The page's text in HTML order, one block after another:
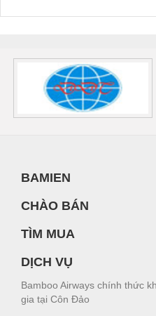
BAMIEN
CHÀO BÁN
TÌM MUA
DỊCH VỤ
Bamboo Airways chính thức
gia tại Côn Đảo